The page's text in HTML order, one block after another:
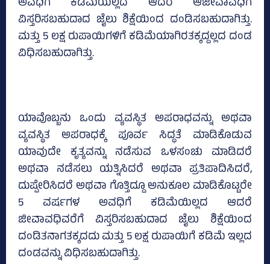
ಅವಧಿಗೆ ಕಡಿಮೆಯಲ್ಲದ ಆದರೆ ಆಜೀವಾವಧಿಗೆ
ವಿಸ್ತರಿಸಬಹುದಾದ ಜೈಲು ಶಿಕ್ಷೆಯಿಂದ ದಂಡಿಸಬಹುದಾಗಿತ್ತು.
ಮತ್ತು 5 ಲಕ್ಷ ರುಪಾಯಿಗಳಿಗೆ ಕಡಿಮೆಯಾಗಿರತಕ್ಕದ್ದಲ್ಲದ ದಂಡ
ವಿಧಿಸಬಹುದಾಗಿತ್ತು.
ಯಾವೊಬ್ಬನು ಒಂದು ವ್ಯವಸ್ಥಿತ ಅಪರಾಧವನ್ನು ಅಥವಾ
ವ್ಯವಸ್ಥಿತ ಅಪರಾಧಕ್ಕೆ ಪೂರ್ವ ಸಿದ್ಧತೆ ಮಾಡಿಕೊಡುವ
ಯಾವುದೇ ಕೃತ್ಯವನ್ನು ನಡೆಸುವ ಒಳಸಂಚು ಮಾಡಿದರೆ
ಅಥವಾ ನಡೆಸಲು ಯತ್ನಿಸಿದರೆ ಅಥವಾ ಪ್ರತಿಪಾದಿಸಿದರೆ,
ದುಷ್ಪೇರಿಸಿದರೆ ಅಥವಾ ಗೊತ್ತಿದ್ದೂ ಅನುಕೂಲ ಮಾಡಿಕೊಟ್ಟರೇ
5 ವರ್ಷಗಳ ಅವಧಿಗೆ ಕಡಿಮೆಯಿಲ್ಲದ ಆದರೆ
ಜೀವಾವಧಿವರೆಗೆ ವಿಸ್ತರಿಸಬಹುದಾದ ಜೈಲು ಶಿಕ್ಷೆಯಿಂದ
ದಂಡಿತನಾಗತಕ್ಕದದು ಮತ್ತು 5 ಲಕ್ಷ ರುಪಾಯಿಗೆ ಕಡಿಮೆ ಇಲ್ಲದ
ದಂಡವನ್ನು ವಿಧಿಸಬಹುದಾಗಿತ್ತು.